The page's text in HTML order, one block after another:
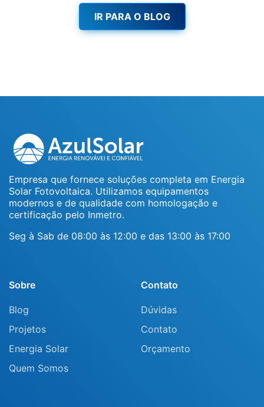
IR PARA O BLOG
Empresa que fornece soluções completa em Energia
Solar Fotovoltaica. Utilizamos equipamentos
modernos e de qualidade com homologação e
certificação pelo Inmetro.
Seg à Sab de 08:00 às 12:00 e das 13:00 às 17:00
Sobre
Blog
Projetos
Energia Solar
Quem Somos
Contato
Dúvidas
Contato
Orçamento